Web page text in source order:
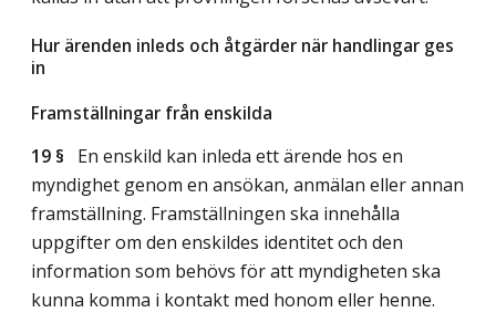
Hur ärenden inleds och åtgärder när handlingar ges
in
Framställningar från enskilda
19 § En enskild kan inleda ett ärende hos en
myndighet genom en ansökan, anmälan eller annan
framställning. Framställningen ska innehålla
uppgifter om den enskildes identitet och den
information som behövs för att myndigheten ska
kunna komma i kontakt med honom eller henne.